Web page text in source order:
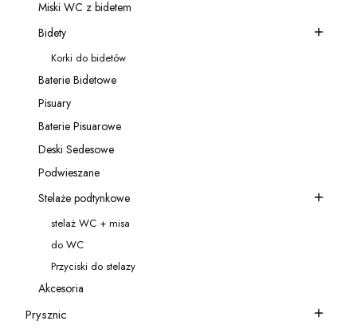
Kategoria - Miski WC z bidetem
Miski WC z bidetem
Kategoria - Bidety
Bidety
Kategoria - Korki do bidetów
Korki do bidetów
Kategoria - Baterie Bidetowe
Baterie Bidetowe
Kategoria - Pisuary
Pisuary
Kategoria - Baterie Pisuarowe
Baterie Pisuarowe
Kategoria - Deski Sedesowe
Deski Sedesowe
Kategoria - Podwieszane
Podwieszane
Kategoria - Stelaże podtynkowe
Stelaże podtynkowe
Kategoria - stelaż WC + misa
stelaż WC + misa
Kategoria - do WC
do WC
Kategoria - Przyciski do stelazy
Przyciski do stelazy
Kategoria - Akcesoria
Akcesoria
Kategoria - Prysznic
Prysznic